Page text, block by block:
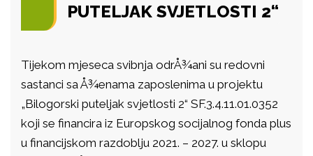
PUTELJAK SVJETLOSTI 2“
Tijekom mjeseca svibnja odrÅ¾ani su redovni
sastanci sa Å¾enama zaposlenima u projektu
„Bilogorski puteljak svjetlosti 2“ SF.3.4.11.01.0352
koji se financira iz Europskog socijalnog fonda plus
u financijskom razdoblju 2021. – 2027. u sklopu